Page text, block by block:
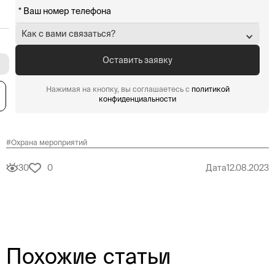
Как с вами связаться?
Нажимая на кнопку, вы соглашаетесь с политикой
конфиденциальности
#Охрана мероприятий
30 0 Дата12.08.2023
Похожие статьи